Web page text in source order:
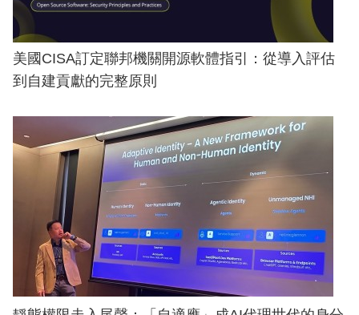
美國CISA訂定聯邦機關開源軟體指引：從導入評估
到自建貢獻的完整原則